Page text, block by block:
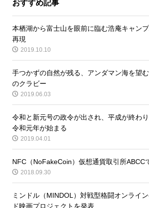
おすすめ記事
本栖湖から富士山を眼前に臨む浩庵キャン
再現
2019.10.10
手つかずの自然が残る、アンダマン海を望
のクラビー
2019.06.03
令和と新元号の政令が出され、平成が終わ
令和元年が始まる
2019.04.01
NFC（NoFakeCoin）仮想通貨取引所ABCC
2018.09.30
ミンドル（MINDOL）対戦型格闘オンライ
ド映画プロジェクトを発表